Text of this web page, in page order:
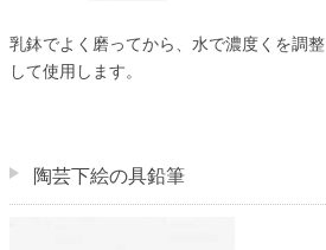
乳鉢でよく磨ってから、水で濃度くを調整
して使用します。
陶芸下絵の具鉛筆